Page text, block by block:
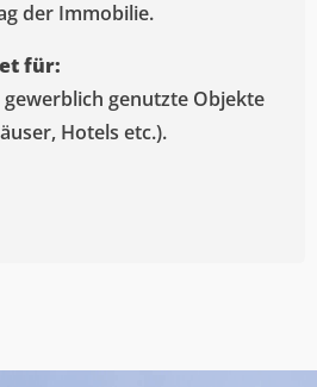
der Immobilie.
für:
genutzte Objekte
Hotels etc.).